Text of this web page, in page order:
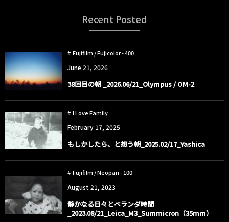
Recent Posted
Fujifilm / Fujicolor - 400
June21, 2026
38回目の朝 _2026.06/21_Olympus / OM-2
I Love Family
February 17, 2025
もしかしたら、と想う朝_2025.02/17_Yashica
Fujifilm / Neopan - 100
August 21, 2023
静かなる日々とベランダ時間
_2023.08/21_Leica_M3_Summicron（35mm）